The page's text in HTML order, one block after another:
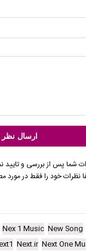
شما پس از بررسی و
نظرات خود را فقط در مورد
New Song
Nex 1 Music
Next One
Next.ir